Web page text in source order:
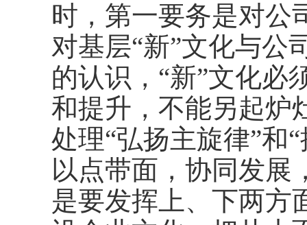
时，第一要务是对公
对基层“新”文化与公
的认识，“新”文化必
和提升，不能另起炉
处理“弘扬主旋律”和
以点带面，协同发展
是要发挥上、下两方